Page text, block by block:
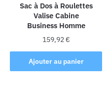
Sac à Dos à Roulettes
Valise Cabine
Business Homme
159,92€
Ajouter au panier